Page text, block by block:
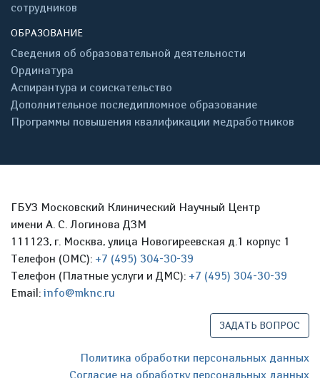
сотрудников
ОБРАЗОВАНИЕ
Сведения об образовательной деятельности
Ординатура
Аспирантура и соискательство
Дополнительное последипломное образование
Программы повышения квалификации медработников
ГБУЗ Московский Клинический Научный Центр
имени А. С. Логинова ДЗМ
111123, г. Москва, улица Новогиреевская д.1 корпус 1
Телефон (ОМС): +7 (495) 304-30-39
Телефон (Платные услуги и ДМС): +7 (495) 304-30-39
Email: info@mknc.ru
ЗАДАТЬ ВОПРОС
Политика обработки персональных данных
Согласие на обработку персональных данных